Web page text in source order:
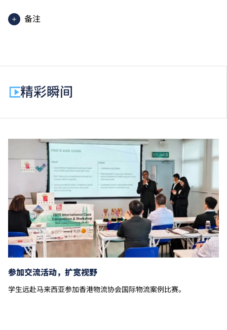
备注
除学费外，学生须缴交其他费用如保证金及学生会年
费。
学费水平会每年检讨。课程第二年学费水平会因应通胀
及有关因素作调整。
以上资料只适用于
本地学生
精彩瞬间
参加交流活动，扩宽视野
学生远赴马来西亚参加香港物流协会国际物流案例比赛。